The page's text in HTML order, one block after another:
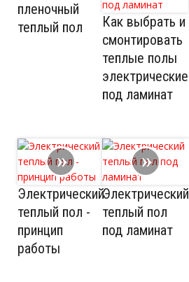
пленочный
теплый пол
Как выбрать и
смонтировать
теплые полы
электрические
под ламинат
Электрический
теплый пол -
принцип
работы
Электрический
теплый пол
под ламинат